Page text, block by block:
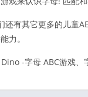
还有其它更多的儿童
力。
-字母 ABC游戏、